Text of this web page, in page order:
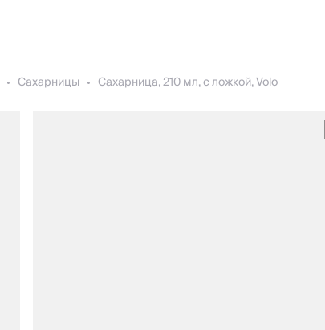
Сахарницы Сахарница, 210 мл, с ложкой, Volo